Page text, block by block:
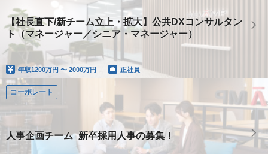
【社長直下/新チーム立上・拡大】公共DXコンサルタン
ト（マネージャー／シニア・マネージャー）
年収1200万円 〜 2000万円 正社員
コーポレート
人事企画チーム_新卒採用人事の募集！